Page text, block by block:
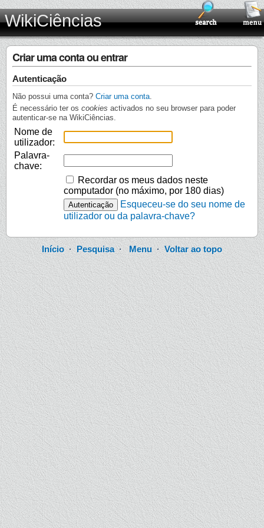
WikiCiências
Criar uma conta ou entrar
Autenticação
Não possui uma conta? Criar uma conta
É necessário ter os cookies activados no seu browser para poder
autenticar-se na WikiCiências.
Nome de
utilizador:
Palavra-
chave:
Recordar os meus dados neste
computador (no máximo, por 180 dias)
Esqueceu-se do seu nome de
utilizador ou da palavra-chave?
Início· Pesquisa·Menu ·Voltar ao topo